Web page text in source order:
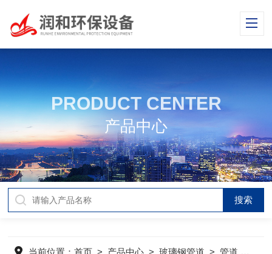
PRODUCT CENTER
产品中心
当前位置：首页 > 产品中心 >玻璃钢管道 >管道